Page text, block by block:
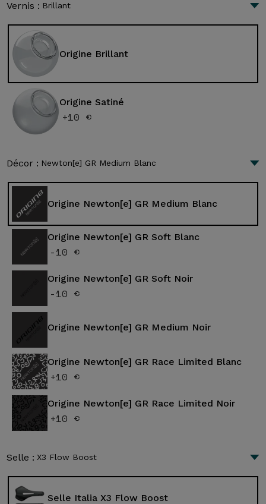
Vernis : Brillant
Origine Brillant
Origine Satiné
+10 €
Décor : Newton[e] GR Medium Blanc
Origine Newton[e] GR Medium Blanc
Origine Newton[e] GR Soft Blanc
-10 €
Origine Newton[e] GR Soft Noir
-10 €
Origine Newton[e] GR Medium Noir
Origine Newton[e] GR Race Limited Blanc
+10 €
Origine Newton[e] GR Race Limited Noir
+10 €
Selle : X3 Flow Boost
Selle Italia X3 Flow Boost